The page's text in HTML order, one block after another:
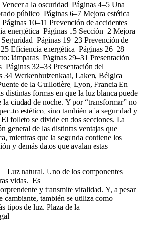
a la oscuridad Páginas 4–5 Una
público Páginas 6–7 Mejora estética
10–11 Prevención de accidentes
energética Páginas 15 Sección 2 Mejora
Páginas 19–23 Prevención de
Eficiencia energética Páginas 26–28
lámparas Páginas 29–31 Presentación
Páginas 32–33 Presentación del
Werkenhuizenkaai, Laken, Bélgica
de la Guillotière, Lyon, Francia En
distintas formas en que la luz blanca puede
la ciudad de noche. Y por “transformar” no
to estético, sino también a la seguridad y
folleto se divide en dos secciones. La
general de las distintas ventajas que
mientras que la segunda contiene los
y demás datos que avalan estas
Luz natural. Uno de los componentes
vidas. Es
y transmite vitalidad. Y, a pesar
cambiante, también se utiliza como
tipos de luz. Plaza de la